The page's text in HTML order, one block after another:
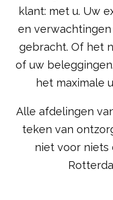
klant: met u. Uw
en
gebracht. Of het
of uw
het maximale
Alle afdelingen
teken van
niet voor niets